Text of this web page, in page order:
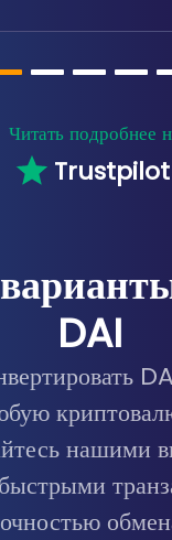
Читать подробнее
Trustpilot
DAI
нашими